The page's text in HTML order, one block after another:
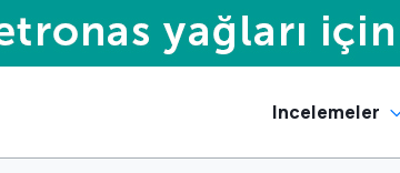
Incelemeler